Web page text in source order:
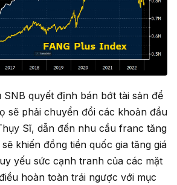
SNB quyết định bán bớt tài sản để
sẽ phải chuyển đổi các khoản đầu
Sĩ, dẫn đến nhu cầu franc tăng
khiến đồng tiền quốc gia tăng giá
yếu sức cạnh tranh của các mặt
hoàn toàn trái ngược với mục